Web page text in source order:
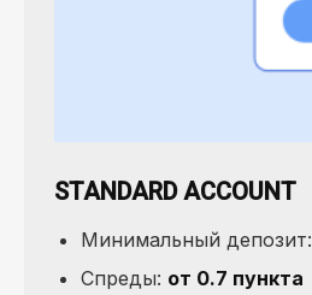
STANDARD ACCOUNT
Минимальный депозит:
Спреды: от 0.7 пункта